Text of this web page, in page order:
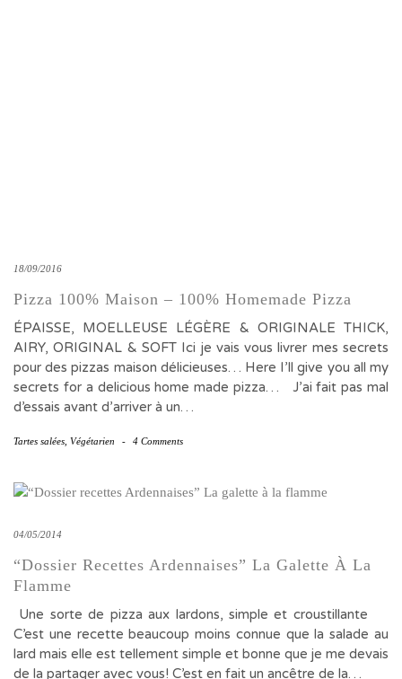
18/09/2016
Pizza 100% Maison – 100% Homemade Pizza
ÉPAISSE, MOELLEUSE LÉGÈRE & ORIGINALE THICK,
AIRY, ORIGINAL & SOFT Ici je vais vous livrer mes secrets
pour des pizzas maison délicieuses… Here I’ll give you all my
secrets for a delicious home made pizza… J’ai fait pas mal
d’essais avant d’arriver à un…
Tartes salées Végétarien - 4 Comments
04/05/2014
“Dossier Recettes Ardennaises” La Galette À La
Flamme
Une sorte de pizza aux lardons, simple et croustillante
C’est une recette beaucoup moins connue que la salade au
lard mais elle est tellement simple et bonne que je me devais
de la partager avec vous! C’est en fait un ancêtre de la…